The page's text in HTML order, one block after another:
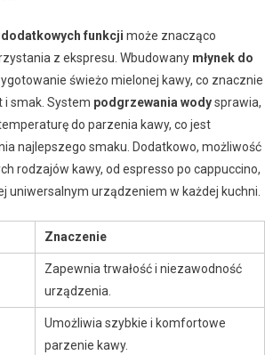
dodatkowych funkcji może znacząco
z ekspresu. Wbudowany młynek do
świeżo mielonej kawy, co znacznie
i smak. System podgrzewania wodysprawia,
do parzenia kawy, co jest
najlepszego smaku. Dodatkowo, możliwość
rodzajów kawy, od espresso po cappuccino,
uniwersalnym urządzeniem w każdej kuchni.
Znaczenie
Zapewnia trwałość i niezawodność
urządzenia.
Umożliwia szybkie i komfortowe
parzenie kawy.